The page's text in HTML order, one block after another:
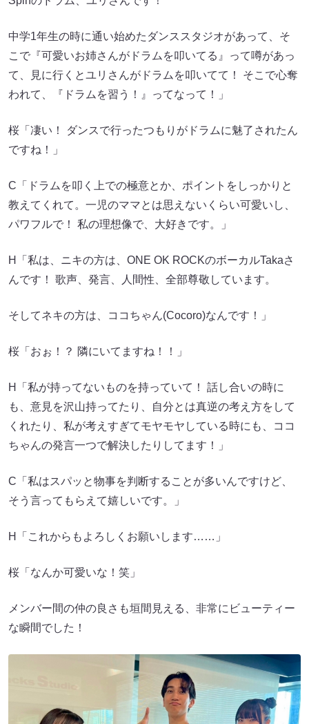
中学1年生の時に通い始めたダンススタジオがあって、そ
こで『可愛いお姉さんがドラムを叩いてる』って噂があっ
て、見に行くとユリさんがドラムを叩いてて！ そこで心奪
われて、『ドラムを習う！』ってなって！」
桜「凄い！ ダンスで行ったつもりがドラムに魅了されたん
ですね！」
C「ドラムを叩く上での極意とか、ポイントをしっかりと
教えてくれて。一児のママとは思えないくらい可愛いし、
パワフルで！ 私の理想像で、大好きです。」
H「私は、ニキの方は、ONE OK ROCKのボーカルTakaさ
んです！ 歌声、発言、人間性、全部尊敬しています。
そしてネキの方は、ココちゃん(Cocoro)なんです！」
桜「おぉ！？ 隣にいてますね！！」
H「私が持ってないものを持っていて！ 話し合いの時に
も、意見を沢山持ってたり、自分とは真逆の考え方をして
くれたり、私が考えすぎてモヤモヤしている時にも、ココ
ちゃんの発言一つで解決したりしてます！」
C「私はスパッと物事を判断することが多いんですけど、
そう言ってもらえて嬉しいです。」
H「これからもよろしくお願いします……」
桜「なんか可愛いな！笑」
メンバー間の仲の良さも垣間見える、非常にビューティー
な瞬間でした！